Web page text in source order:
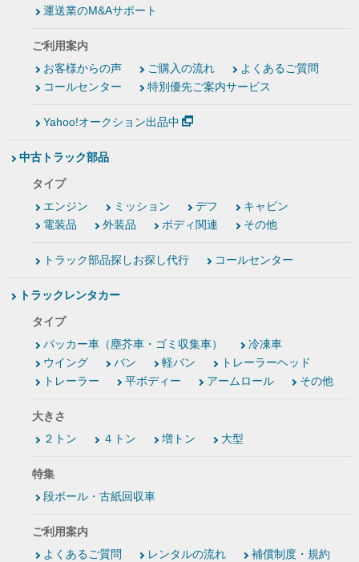
運送業のM&Aサポート
ご利用案内
お客様からの声
ご購入の流れ
よくあるご質問
コールセンター
特別優先ご案内サービス
Yahoo!オークション出品中
中古トラック部品
タイプ
エンジン
ミッション デフ
キャビン
電装品
外装品 ボディ関連 その他
トラック部品探しお探し代行 コールセンター
トラックレンタカー
タイプ
パッカー車（塵芥車・ゴミ収集車）
冷凍車
ウイング
バン 軽バン
トレーラーヘッド
トレーラー
平ボディー アームロール その他
大きさ
２トン
４トン 増トン 大型
特集
段ボール・古紙回収車
ご利用案内
よくあるご質問
レンタルの流れ 補償制度・規約